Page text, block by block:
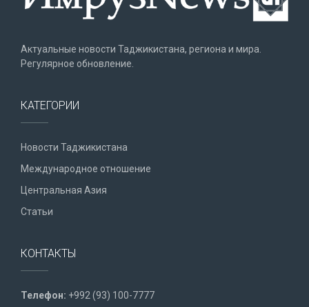
Актуальные новости Таджикистана, региона и мира.
Регулярное обновление.
КАТЕГОРИИ
Новости Таджикистана
Международное отношение
Центральная Азия
Статьи
КОНТАКТЫ
Телефон: +992 (93) 100-7777